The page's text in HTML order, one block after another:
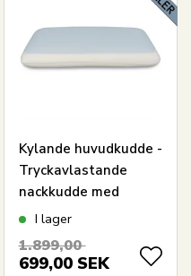
Kylande huvudkudde -
Tryckavlastande
nackkudde med
memoryskum och
I lager
1.899,00
699,00 SEK